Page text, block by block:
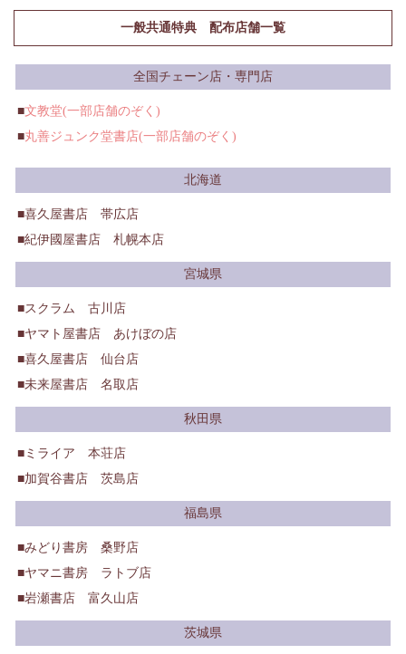
一般共通特典 配布店舗一覧
全国チェーン店・専門店
文教堂(一部店舗のぞく)
丸善ジュンク堂書店(一部店舗のぞく)
北海道
喜久屋書店 帯広店
紀伊國屋書店 札幌本店
宮城県
スクラム 古川店
ヤマト屋書店 あけぼの店
喜久屋書店 仙台店
未来屋書店 名取店
秋田県
ミライア 本荘店
加賀谷書店 茨島店
福島県
みどり書房 桑野店
ヤマニ書房 ラトブ店
岩瀬書店 富久山店
茨城県